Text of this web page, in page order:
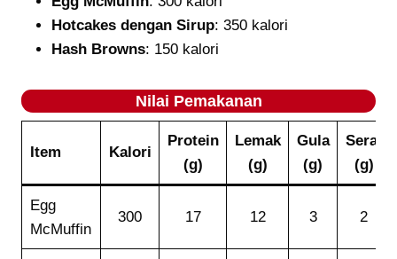
Hotcakes dengan Sirup: 350 kalori
Hash Browns: 150 kalori
Nilai Pemakanan
Item Kalori
Protein
(g)
Lemak
(g)
Gula
(g)
Serat
(g)
Egg
McMuffin
300 17 12 3 2